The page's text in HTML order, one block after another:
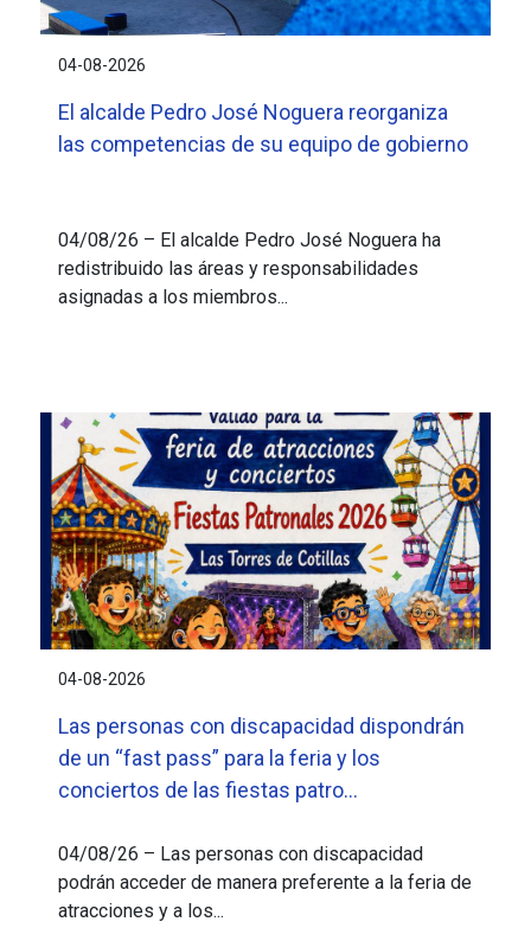
04-08-2026
El alcalde Pedro José Noguera reorganiza
las competencias de su equipo de gobierno
04/08/26 – El alcalde Pedro José Noguera ha
redistribuido las áreas y responsabilidades
asignadas a los miembros...
04-08-2026
Las personas con discapacidad dispondrán
de un “fast pass” para la feria y los
conciertos de las fiestas patro...
04/08/26 – Las personas con discapacidad
podrán acceder de manera preferente a la feria de
atracciones y a los...